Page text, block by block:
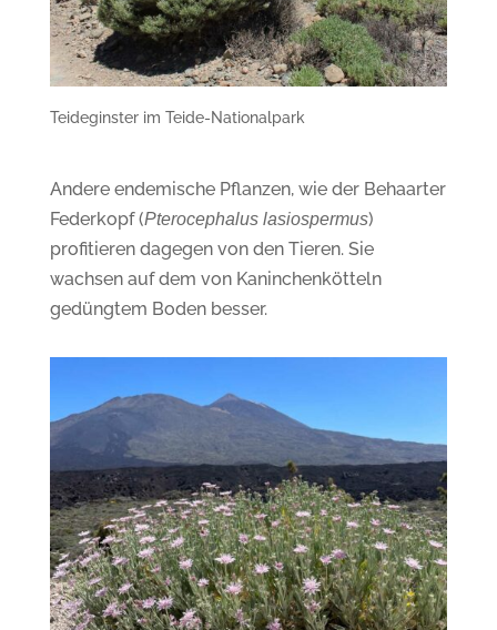
Teideginster im Teide-Nationalpark
Andere endemische Pflanzen, wie der Behaarter
Federkopf (Pterocephalus lasiospermus)
profitieren dagegen von den Tieren. Sie
wachsen auf dem von Kaninchenkötteln
gedüngtem Boden besser.